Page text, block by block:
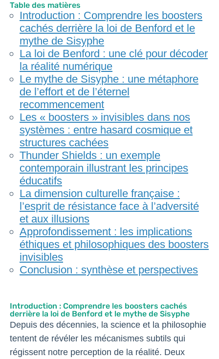
Table des matières
Introduction : Comprendre les boosters
cachés derrière la loi de Benford et le
mythe de Sisyphe
La loi de Benford : une clé pour décoder
la réalité numérique
Le mythe de Sisyphe : une métaphore
de l’effort et de l’éternel
recommencement
Les « boosters » invisibles dans nos
systèmes : entre hasard cosmique et
structures cachées
Thunder Shields : un exemple
contemporain illustrant les principes
éducatifs
La dimension culturelle française :
l’esprit de résistance face à l’adversité
et aux illusions
Approfondissement : les implications
éthiques et philosophiques des boosters
invisibles
Conclusion : synthèse et perspectives
Introduction : Comprendre les boosters cachés
derrière la loi de Benford et le mythe de Sisyphe
Depuis des décennies, la science et la philosophie
tentent de révéler les mécanismes subtils qui
régissent notre perception de la réalité. Deux